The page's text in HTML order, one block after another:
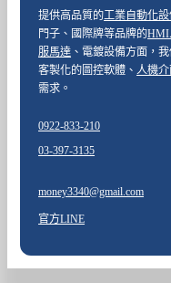
提供高品質的工業自動化
門子、國際牌等品牌的HMI
服馬達 、電鍍設備方面，
客製化的圖控軟體、 人機
需求。
0922-833-210
03-397-3135
money3340@gmail.com
官方LINE